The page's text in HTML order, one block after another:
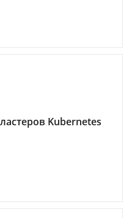
Kubernetes